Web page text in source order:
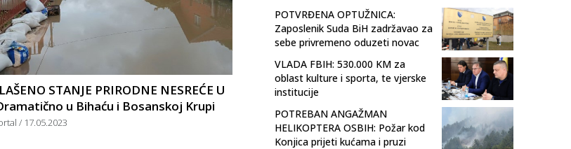
STANJE PRIRODNE NESREĆE U
u Bihaću i Bosanskoj Krupi
17.05.2023
POTVRĐENA OPTUŽNICA:
Zaposlenik Suda BiH zadržavao za
sebe privremeno oduzeti novac
VLADA FBIH: 530.000 KM za
oblast kulture i sporta, te vjerske
institucije
POTREBAN ANGAŽMAN
HELIKOPTERA OSBIH: Požar kod
Konjica prijeti kućama i pruzi